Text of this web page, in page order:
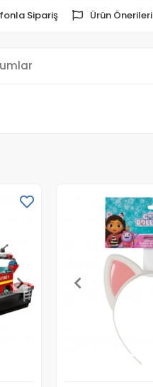
Sipariş Ürün Önerileri